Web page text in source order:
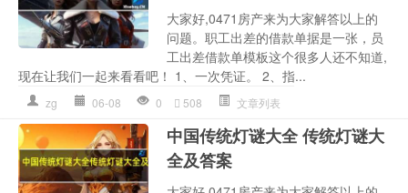
大家好,0471房产来为大家解答以上的
问题。职工出差的借款单据是一张，员
工出差借款单模板这个很多人还不知道,
现在让我们一起来看看吧！ 1、一次凭证。 2、指...
zg 06-08 0 508 文章列表
中国传统灯谜大全 传统灯谜大
全及答案